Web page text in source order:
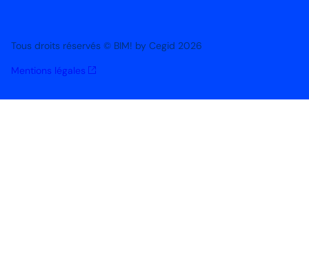
Tous droits réservés © BIM! by Cegid 2026
Mentions légales